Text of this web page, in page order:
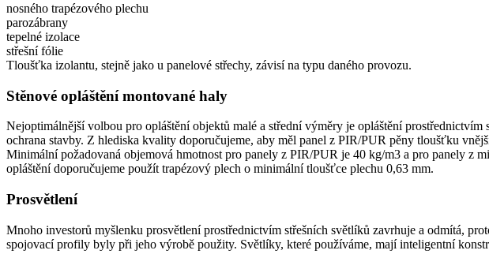
nosného trapézového plechu
parozábrany
tepelné izolace
střešní fólie
Tloušťka izolantu, stejně jako u panelové střechy, závisí na typu daného provozu.
Stěnové opláštění montované haly
Nejoptimálnější volbou pro opláštění objektů malé a střední výměry je opláštění
ochrana stavby. Z hlediska kvality doporučujeme, aby měl panel z PIR/PUR pěny tloušťku
Minimální požadovaná objemová hmotnost pro panely z PIR/PUR je 40 kg/m3 a pro panely z
opláštění doporučujeme použít trapézový plech o minimální tloušťce plechu 0,63 mm.
Prosvětlení
Mnoho investorů myšlenku prosvětlení prostřednictvím střešních světlíků zavrhuje a odmítá,
spojovací profily byly při jeho výrobě použity. Světlíky, které používáme, mají inteligentní